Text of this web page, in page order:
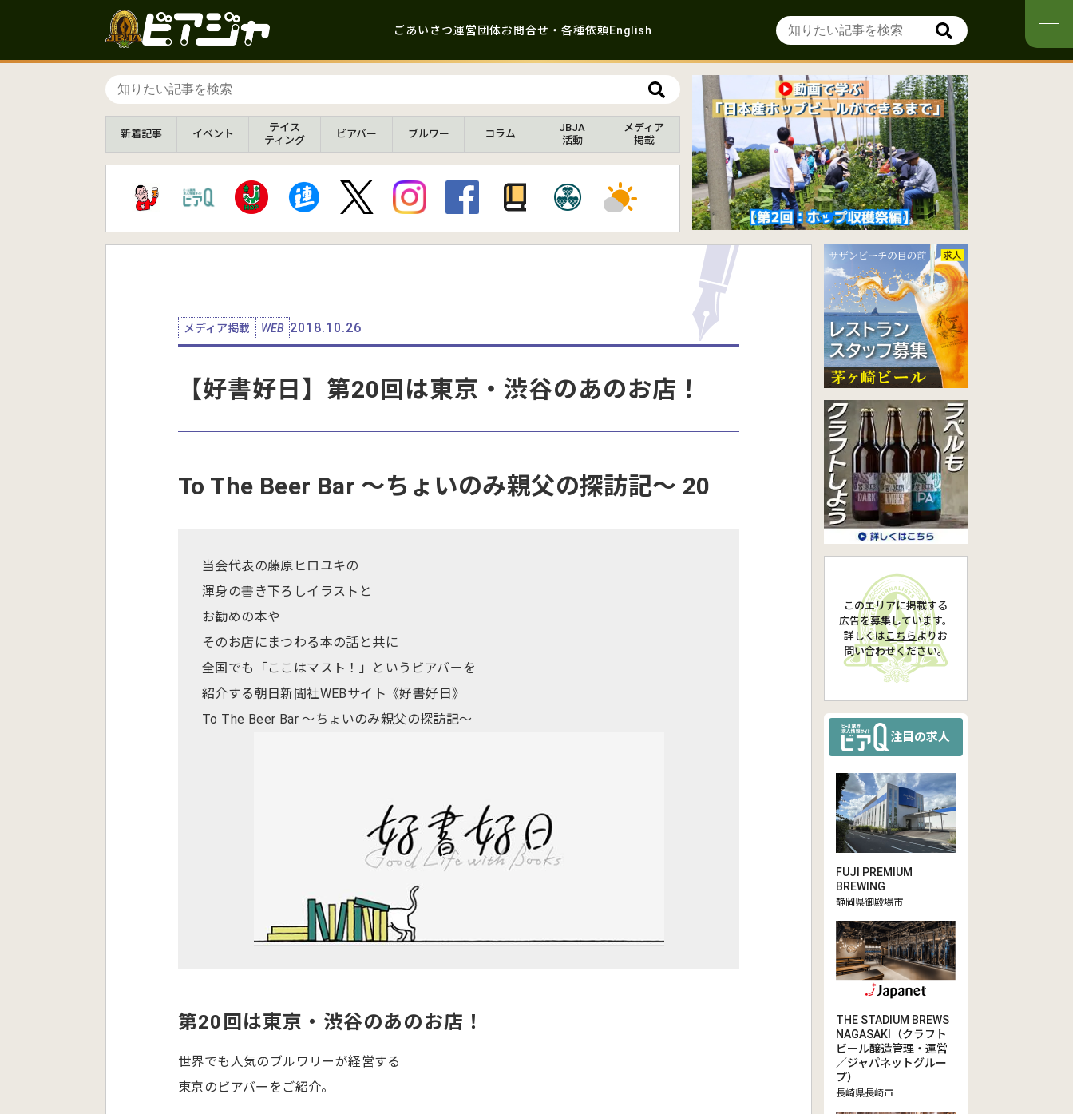
ごあいさつ運営団体お問合せ・各種依頼English
新着記事 イベント
テイス
ティング
ビアバー ブルワー コラム
JBJA
活動
メディア
掲載
メディア掲載 WEB 2018.10.26
【好書好日】第20回は東京・渋谷のあのお店！
To The Beer Bar ～ちょいのみ親父の探訪記～ 20
当会代表の藤原ヒロユキの
渾身の書き下ろしイラストと
お勧めの本や
そのお店にまつわる本の話と共に
全国でも「ここはマスト！」というビアバーを
紹介する朝日新聞社WEBサイト《好書好日》
To The Beer Bar 〜ちょいのみ親父の探訪記〜
第20回は東京・渋谷のあのお店！
世界でも人気のブルワリーが経営する
東京のビアバーをご紹介。
このエリアに掲載する
広告を募集しています。
詳しくは こちらより お
問い合わせください。
注目の求人
FUJI PREMIUM
BREWING
静岡県御殿場市
THE STADIUM BREWS
NAGASAKI（クラフト
ビール醸造管理・運営
／ジャパネットグルー
プ）
長崎県長崎市